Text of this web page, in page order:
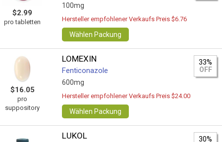
$2.99
pro tabletten
100mg
Hersteller empfohlener Verkaufs Preis $6.76
Wählen Packung
$16.05
pro
suppository
LOMEXIN
Fenticonazole
600mg
33%
OFF
Hersteller empfohlener Verkaufs Preis $24.00
Wählen Packung
LUKOL 30%